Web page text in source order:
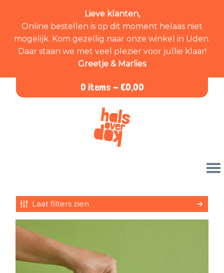
Lieve klanten,
Online bestellen is op dit moment helaas niet
mogelijk. Kom gezellig naar onze winkel in Uden.
Daar staan we met veel plezier voor jullie klaar!
Greetje & Marlies
0 items - €0,00
Laat filters zien